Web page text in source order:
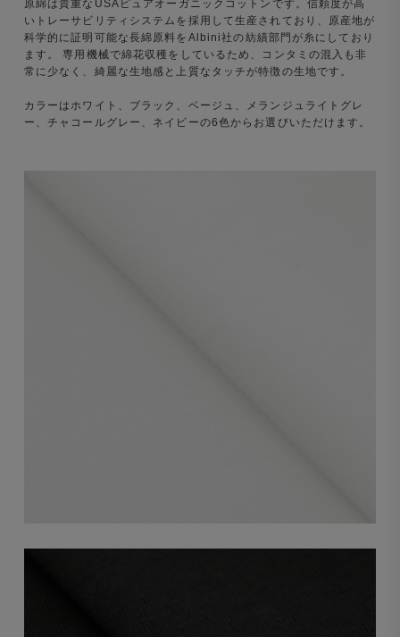
原綿は貴重なUSAピュアオーガニックコットンです。信頼度が高
いトレーサビリティシステムを採用して生産されており、原産地が
科学的に証明可能な長綿原料をAlbini社の紡績部門が糸にしており
ます。 専用機械で綿花収穫をしているため、コンタミの混入も非
常に少なく、綺麗な生地感と上質なタッチが特徴の生地です。
カラーはホワイト、ブラック、ベージュ、メランジュライトグレ
ー、チャコールグレー、ネイビーの6色からお選びいただけます。